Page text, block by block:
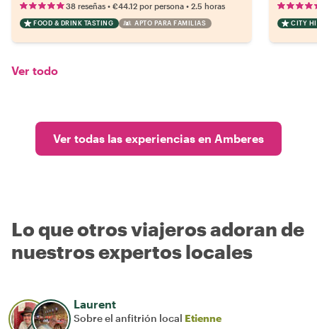
38 reseñas • €44.12 por persona • 2.5 horas
FOOD & DRINK TASTING APTO PARA FAMILIAS CITY
Ver todo
Ver todas las experiencias en Amberes
Lo que otros viajeros adoran de
nuestros expertos locales
Laurent
Sobre el anfitrión local Etienne